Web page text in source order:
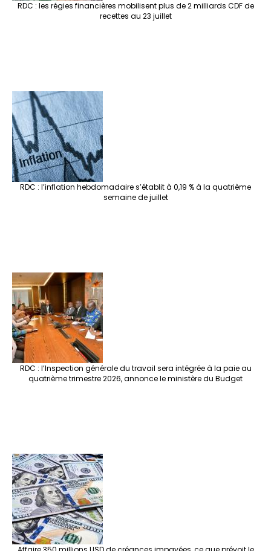
RDC : les régies financières mobilisent plus de 2 milliards CDF de
recettes au 23 juillet
RDC : l’inflation hebdomadaire s’établit à 0,19 % à la quatrième
semaine de juillet
RDC : l’Inspection générale du travail sera intégrée à la paie au
quatrième trimestre 2026, annonce le ministère du Budget